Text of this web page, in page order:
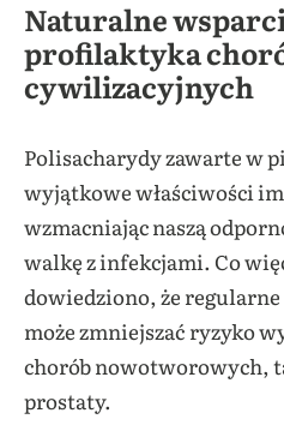
Naturalne
profilaktyka
cywilizacyjnych
Polisacharydy zawarte w
wyjątkowe właściwości
wzmacniając naszą
walkę z infekcjami. Co
dowiedziono, że
może zmniejszać ryzyko
chorób nowotworowych,
prostaty.